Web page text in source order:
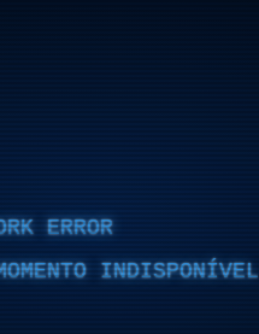
ERROR
INDISPONÍVEL